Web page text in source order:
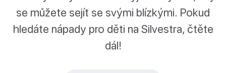
se můžete sejít se svými blízkými. Pokud
hledáte nápady pro děti na Silvestra, čtěte
dál!